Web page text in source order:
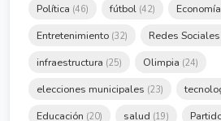
Política (46) fútbol (42) Economía
Entretenimiento (32) Redes Sociales
infraestructura (25) Olimpia (24)
elecciones municipales (23)
Educación (20) salud (19)